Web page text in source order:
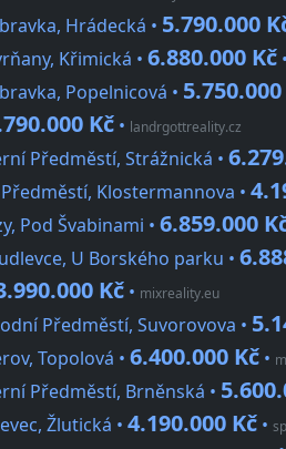
Hrádecká • 5.790.000
Křimická • 6.880.000 Kč •
Popelnicová •
Kč • landrgottreality.cz
Předměstí, Strážnická •
Předměstí, Klostermannova •
Pod Švabinami • 6.859.000
U Borského parku •
Kč • mixreality.eu
Předměstí, Suvorovova •
Topolová • 6.400.000 Kč •
Předměstí, Brněnská •
Žlutická • 4.190.000 Kč •